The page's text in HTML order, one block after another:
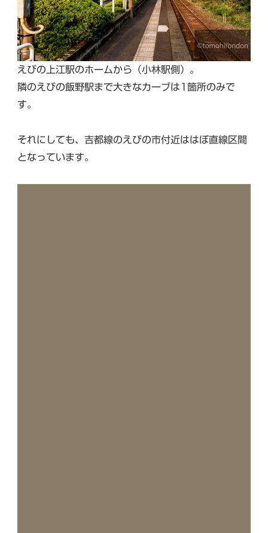
えびの上江駅のホームから（小林駅側）。
隣のえびの飯野駅まで大きなカーブは1箇所のみで
す。
それにしても、吉都線のえびの市付近ははぼ直線区間
となっています。